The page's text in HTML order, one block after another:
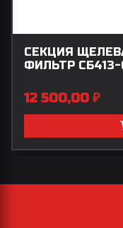
СЕКЦИЯ
ФИЛЬТР
12 500,00 ₽